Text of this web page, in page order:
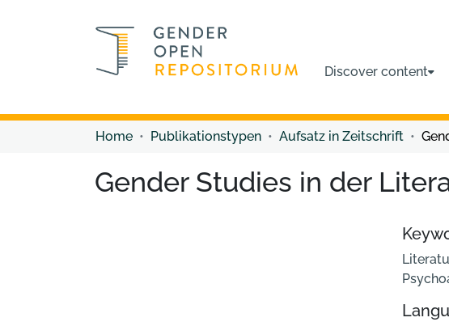
Discover content
Home Publikationstypen Aufsatz in Zeitschrift
Gender Studies in der